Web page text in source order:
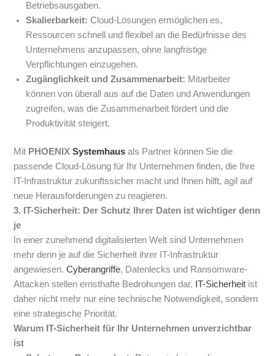
Betriebsausgaben.
Skalierbarkeit: Cloud-Lösungen ermöglichen es,
Ressourcen schnell und flexibel an die Bedürfnisse des
Unternehmens anzupassen, ohne langfristige
Verpflichtungen einzugehen.
Zugänglichkeit und Zusammenarbeit: Mitarbeiter
können von überall aus auf die Daten und Anwendungen
zugreifen, was die Zusammenarbeit fördert und die
Produktivität steigert.
Mit PHOENIXSystemhaus als Partner können Sie die
passende Cloud-Lösung für Ihr Unternehmen finden, die Ihre
IT-Infrastruktur zukunftssicher macht und Ihnen hilft, agil auf
neue Herausforderungen zu reagieren.
3. IT-Sicherheit: Der Schutz Ihrer Daten ist wichtiger denn
je
In einer zunehmend digitalisierten Welt sind Unternehmen
mehr denn je auf die Sicherheit ihrer IT-Infrastruktur
angewiesen.Cyberangriffe, Datenlecks und Ransomware-
Attacken stellen ernsthafte Bedrohungen dar. IT-Sicherheit ist
daher nicht mehr nur eine technische Notwendigkeit, sondern
eine strategische Priorität.
Warum IT-Sicherheit für Ihr Unternehmen unverzichtbar
ist